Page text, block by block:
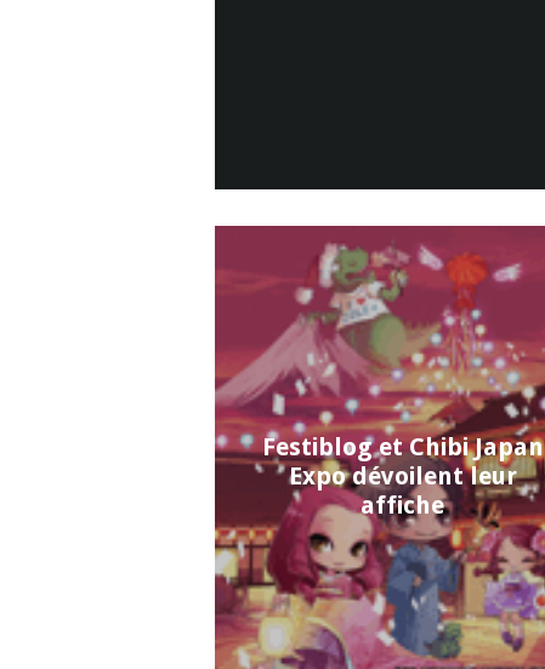
Festiblog et Chibi Japan
Expo dévoilent leur
affiche